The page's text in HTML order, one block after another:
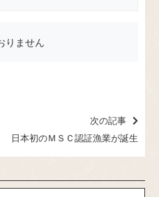
りません
次の記事
日本初のＭＳＣ認証漁業が誕生